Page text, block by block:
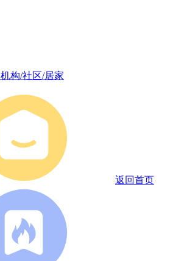
机构/社区/居家
返回首页